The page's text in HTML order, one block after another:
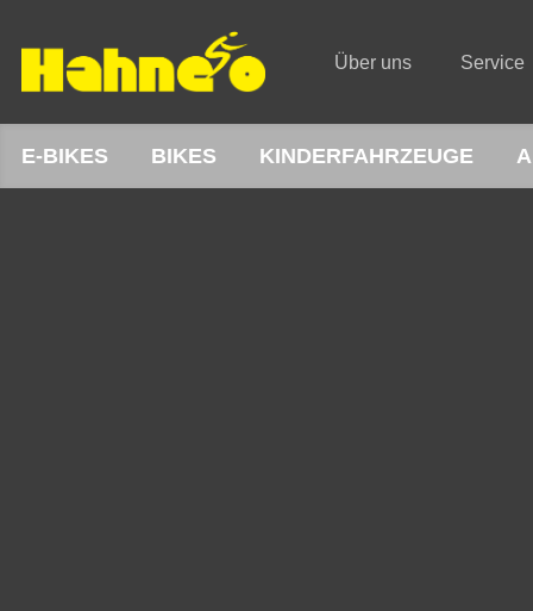
Über uns Service
E-BIKES BIKES KINDERFAHRZEUGE